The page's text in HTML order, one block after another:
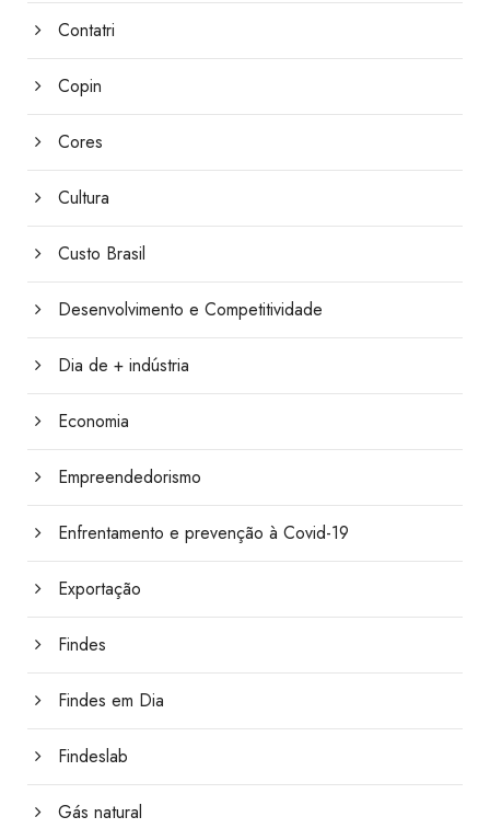
Contatri
Copin
Cores
Cultura
Custo Brasil
Desenvolvimento e Competitividade
Dia de + indústria
Economia
Empreendedorismo
Enfrentamento e prevenção à Covid-19
Exportação
Findes
Findes em Dia
Findeslab
Gás natural